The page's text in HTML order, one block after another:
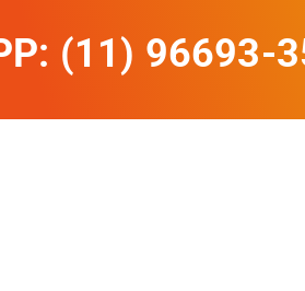
(11) 96693-